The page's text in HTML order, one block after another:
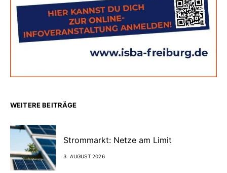
WEITERE BEITRÄGE
Strommarkt: Netze am Limit
3. AUGUST 2026